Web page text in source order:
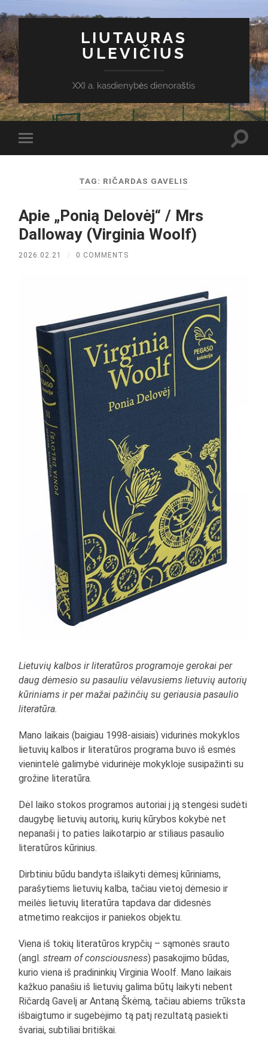
LIUTAURAS
ULEVIČIUS
XXI a. kasdienybės dienoraštis
Toggle
mobile
TAG: RIČARDAS GAVELIS
Apie „Ponią Delovėj“ / Mrs
Dalloway (Virginia Woolf)
2026.02.21 / 0 COMMENTS
Lietuvių kalbos ir literatūros programoje gerokai per
daug dėmesio su pasauliu vėlavusiems lietuvių autorių
kūriniams ir per mažai pažinčių su geriausia pasaulio
literatūra.
Mano laikais (baigiau 1998-aisiais) vidurinės mokyklos
lietuvių kalbos ir literatūros programa buvo iš esmės
vienintelė galimybė vidurinėje mokykloje susipažinti su
grožine literatūra.
Dėl laiko stokos programos autoriai į ją stengėsi sudėti
daugybę lietuvių autorių, kurių kūrybos kokybė net
nepanaši į to paties laikotarpio ar stiliaus pasaulio
literatūros kūrinius.
Dirbtiniu būdu bandyta išlaikyti dėmesį kūriniams,
parašytiems lietuvių kalba, tačiau vietoj dėmesio ir
meilės lietuvių literatūra tapdava dar didesnės
atmetimo reakcijos ir paniekos objektu.
Viena iš tokių literatūros krypčių – sąmonės srauto
(angl.stream of consciousness) pasakojimo būdas,
kurio viena iš pradininkių Virginia Woolf. Mano laikais
kažkuo panašiu iš lietuvių galima būtų laikyti nebent
Ričardą Gavelį ar Antaną Škėmą, tačiau abiems trūksta
išbaigtumo ir sugebėjimo tą patį rezultatą pasiekti
švariai, subtiliai britiškai.